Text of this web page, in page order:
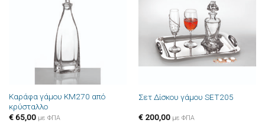
Καράφα γάμου ΚΜ270 από
κρύσταλλο
€65,00 με ΦΠΑ
στην λίστα
επιθυμιών
Σετ Δίσκου γάμου SET205
€200,00 με ΦΠΑ